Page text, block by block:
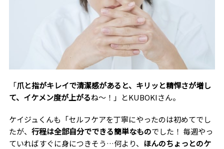
「爪と指がキレイで清潔感があると、キリッと精悍さが増し
て、イケメン度が上がるね〜！」とKUBOKIさん。
ケイジュくんも「セルフケアを丁寧にやったのは初めてでし
たが、 行程は全部自分でできる簡単なものでした！ 毎週やっ
ていればすぐに身につきそう…何より、 ほんのちょっとのケ